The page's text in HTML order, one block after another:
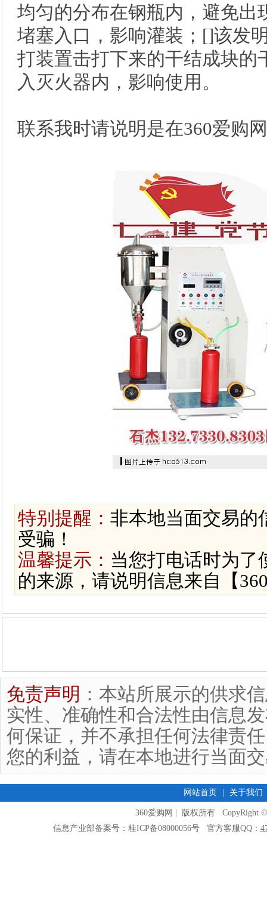
均匀的分布在钢瓶内，避免出
堵塞入口，影响灌装；[]该发
打装置击打下来的干结成块的
入灭火器内，影响使用。
联系我时请说明是在360爱购
特别提醒： 非本地当面交易的
受骗！
温馨提示： 当您打电话时为了
的来源，请说明信息来自【
免责声明 ：本站所展示的供求
实性、准确性和合法性由信息
何保证，并不承担任何法律责
您的利益，请在本地进行当面
网站首页 关于我们
360爱购网 | 版权所有 CopyRight ©
信息产业部备案号：桂ICP备08000056号 官方客服QQ：